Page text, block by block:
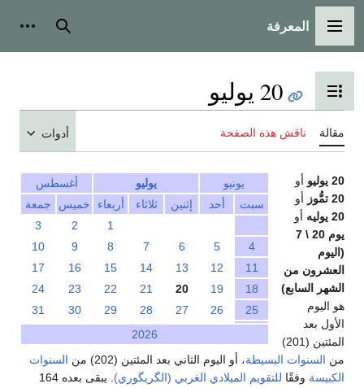
القائمة الرئيسية
المعرفة بحث
تبديل عرض جدول المحتويات
20 يوليو
مقالة ناقش هذه الصفحة أدوات
يونيو يوليو
أغسطس
سبت
أحد إثنين ثلاثاء أربعاء خميس
جمعة
1
2
3
4
5
6
7
8
9
10
11
12
13
14
15
16
17
18
19
20
21
22
23
24
25
26
27
28
29
30
31
2026
20 يوليو
أو
20 تمُّوز
أو
20 يوليه
أو
يوم 20 \ 7
(اليوم
العشرون من
الشهر السابع)
هو اليوم
الأول بعد
المئتين (201)
من السنوات البسيطة، أو اليوم الثاني بعد المئتين (202) من
السنوات
الكبيسة وفقًا للتقويم الميلادي الغربي (الگريگوري)
. يبقى بعده 164